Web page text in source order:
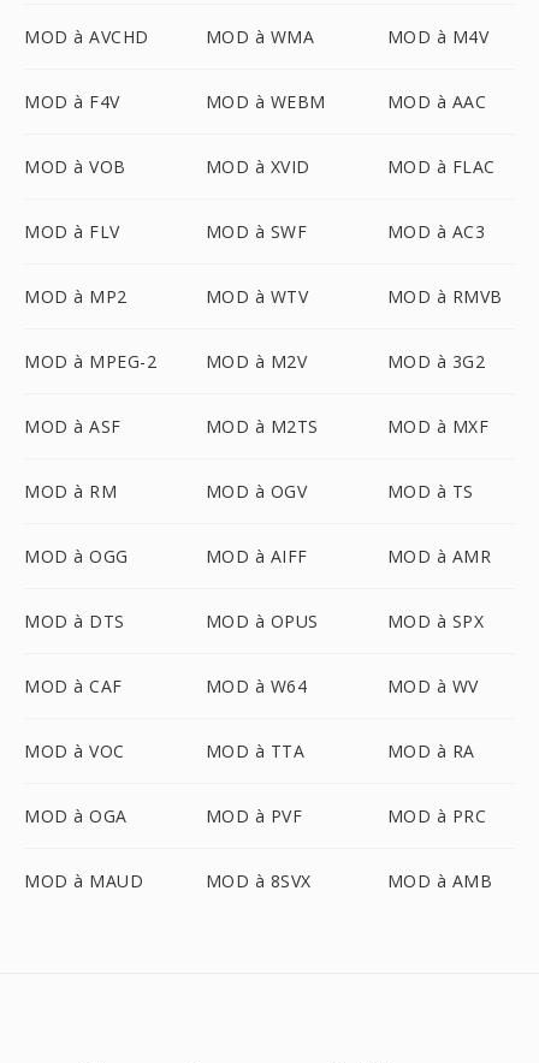
MOD à AVCHD MOD à WMA MOD à M4V
MOD à F4V MOD à WEBM MOD à AAC
MOD à VOB MOD à XVID MOD à FLAC
MOD à FLV MOD à SWF MOD à AC3
MOD à MP2 MOD à WTV MOD à RMVB
MOD à MPEG-2 MOD à M2V MOD à 3G2
MOD à ASF MOD à M2TS MOD à MXF
MOD à RM MOD à OGV MOD à TS
MOD à OGG MOD à AIFF MOD à AMR
MOD à DTS MOD à OPUS MOD à SPX
MOD à CAF MOD à W64 MOD à WV
MOD à VOC MOD à TTA MOD à RA
MOD à OGA MOD à PVF MOD à PRC
MOD à MAUD MOD à 8SVX MOD à AMB